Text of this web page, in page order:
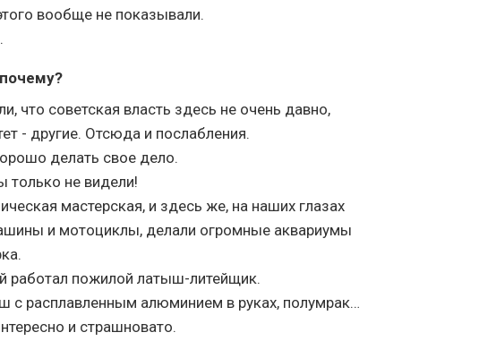
вообще не показывали.
что советская власть здесь не очень давно,
- другие. Отсюда и послабления.
делать свое дело.
только не видели!
мастерская, и здесь же, на наших глазах
и мотоциклы, делали огромные аквариумы
работал пожилой латыш-литейщик.
с расплавленным алюминием в руках, полумрак…
и страшновато.